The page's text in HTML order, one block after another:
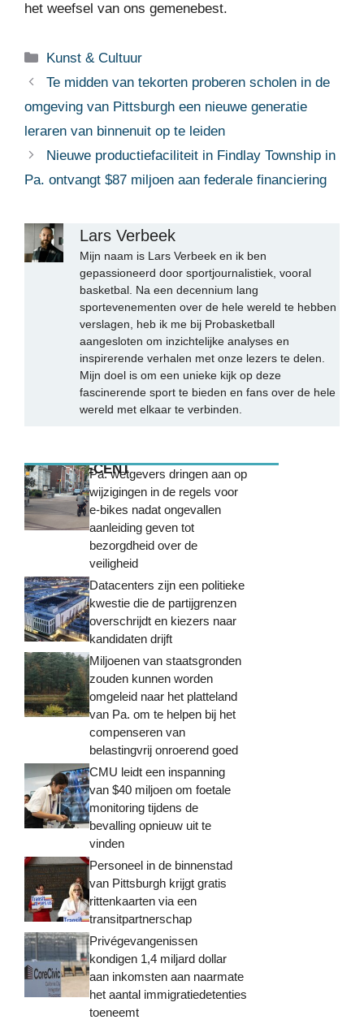
het weefsel van ons gemenebest.
Categorieën
Kunst & Cultuur
Te midden van tekorten proberen scholen in de
omgeving van Pittsburgh een nieuwe generatie
leraren van binnenuit op te leiden
Nieuwe productiefaciliteit in Findlay Township in
Pa. ontvangt $87 miljoen aan federale financiering
Lars Verbeek
Mijn naam is Lars Verbeek en ik ben
gepassioneerd door sportjournalistiek, vooral
basketbal. Na een decennium lang
sportevenementen over de hele wereld te hebben
verslagen, heb ik me bij Probasketball
aangesloten om inzichtelijke analyses en
inspirerende verhalen met onze lezers te delen.
Mijn doel is om een unieke kijk op deze
fascinerende sport te bieden en fans over de hele
wereld met elkaar te verbinden.
MEEST RECENTPa. wetgevers dringen aan op
wijzigingen in de regels voor
e-bikes nadat ongevallen
aanleiding geven tot
bezorgdheid over de
veiligheid
Datacenters zijn een politieke
kwestie die de partijgrenzen
overschrijdt en kiezers naar
kandidaten drijft
Miljoenen van staatsgronden
zouden kunnen worden
omgeleid naar het platteland
van Pa. om te helpen bij het
compenseren van
belastingvrij onroerend goed
CMU leidt een inspanning
van $40 miljoen om foetale
monitoring tijdens de
bevalling opnieuw uit te
vinden
Personeel in de binnenstad
van Pittsburgh krijgt gratis
rittenkaarten via een
transitpartnerschap
Privégevangenissen
kondigen 1,4 miljard dollar
aan inkomsten aan naarmate
het aantal immigratiedetenties
toeneemt